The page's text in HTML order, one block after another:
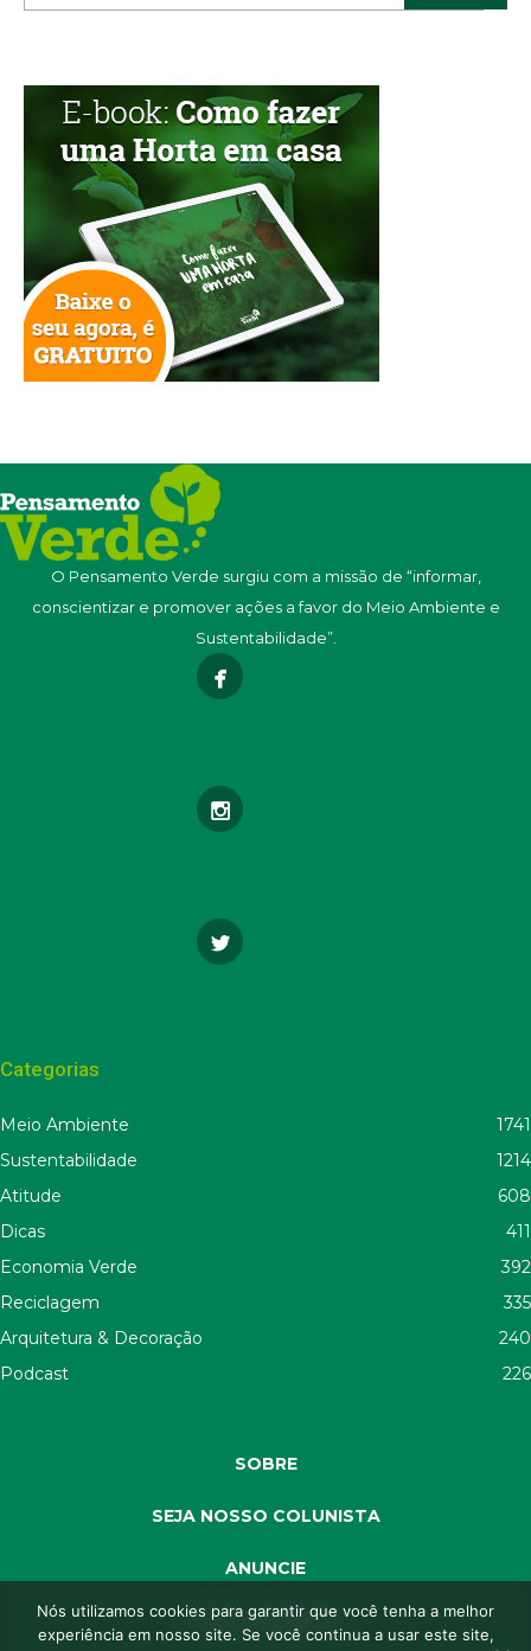
O Pensamento Verde surgiu com a missão de “informar,
conscientizar e promover ações a favor do Meio Ambiente e
Sustentabilidade”.
Categorias
Meio Ambiente
1741
Sustentabilidade
1214
Atitude
608
Dicas
411
Economia Verde
392
Reciclagem
335
Arquitetura & Decoração
240
Podcast
226
SOBRE
SEJA NOSSO COLUNISTA
ANUNCIE
SEJA APOIADOR
Nós utilizamos cookies para garantir que você tenha a melhor
experiência em nosso site. Se você continua a usar este site,